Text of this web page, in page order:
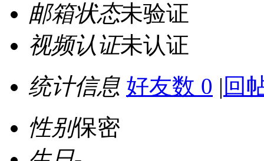
邮箱状态未验证
视频认证未认证
统计信息 好友数 0 | 回
性别保密